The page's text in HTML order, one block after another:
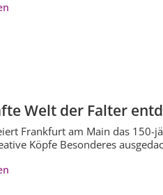
Welt der Falter
Frankfurt am Main das 150-
Köpfe Besonderes